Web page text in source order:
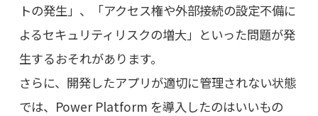
トの発生」、「アクセス権や外部接続の設定不備に
よるセキュリティリスクの増大」といった問題が発
生するおそれがあります。
さらに、開発したアプリが適切に管理されない状態
では、Power Platform を導入したのはいいもの